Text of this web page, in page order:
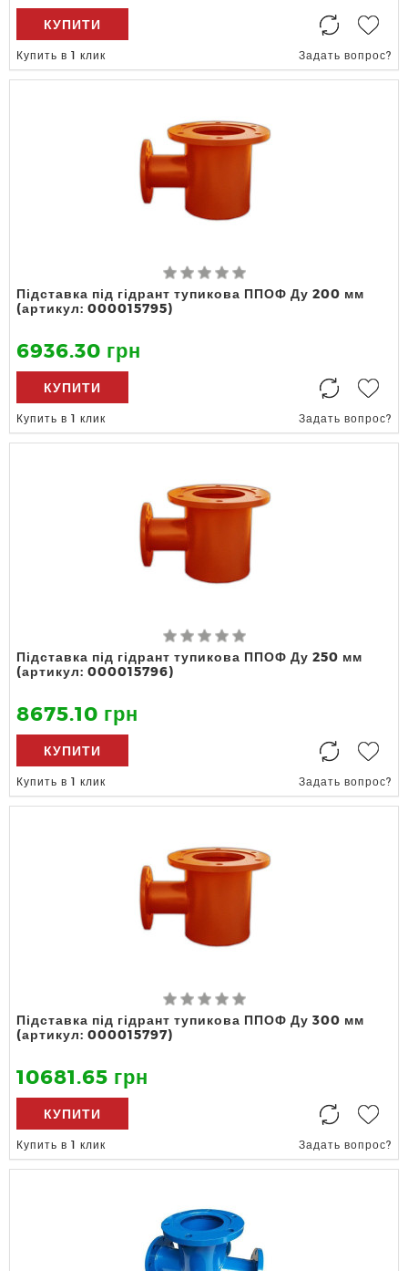
КУПИТИ
Купить в 1 клик Задать вопрос?
Підставка під гідрант тупикова ППОФ Ду 200 мм
(артикул: 000015795)
6936.30 грн
КУПИТИ
Купить в 1 клик Задать вопрос?
Підставка під гідрант тупикова ППОФ Ду 250 мм
(артикул: 000015796)
8675.10 грн
КУПИТИ
Купить в 1 клик Задать вопрос?
Підставка під гідрант тупикова ППОФ Ду 300 мм
(артикул: 000015797)
10681.65 грн
КУПИТИ
Купить в 1 клик Задать вопрос?